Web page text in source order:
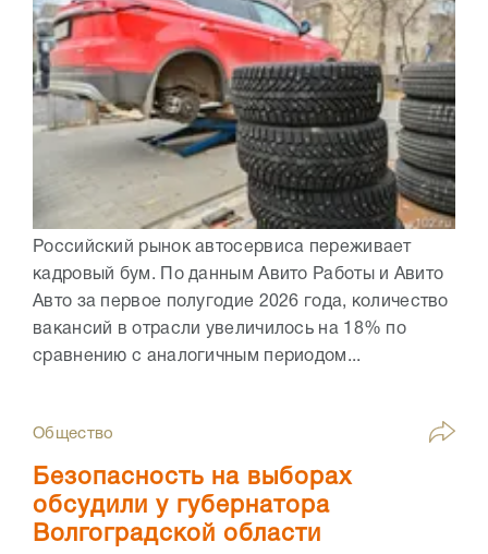
Российский рынок автосервиса переживает
кадровый бум. По данным Авито Работы и Авито
Авто за первое полугодие 2026 года, количество
вакансий в отрасли увеличилось на 18% по
сравнению с аналогичным периодом...
Общество
Безопасность на выборах
обсудили у губернатора
Волгоградской области